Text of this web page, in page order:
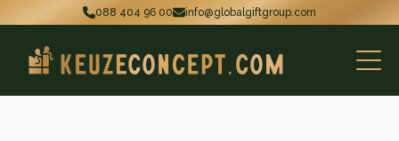
088 404 96 00 info@globalgiftgroup.com